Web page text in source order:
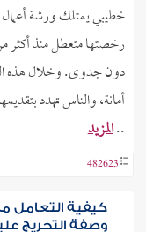
خطيبي يمتلك ورشة
رخصتها متعطل منذ أكثر
دون جدوى. وخلال هذه
أمانة، والناس تهدد
..المزيد
482623
كيفية التعامل
وصفة التحريج